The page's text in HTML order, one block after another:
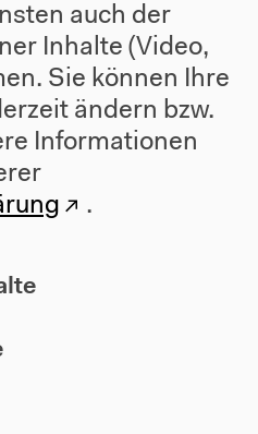
der Welt
auch der
Inhalte (Video,
Sie können Ihre
ändern bzw.
Informationen
.